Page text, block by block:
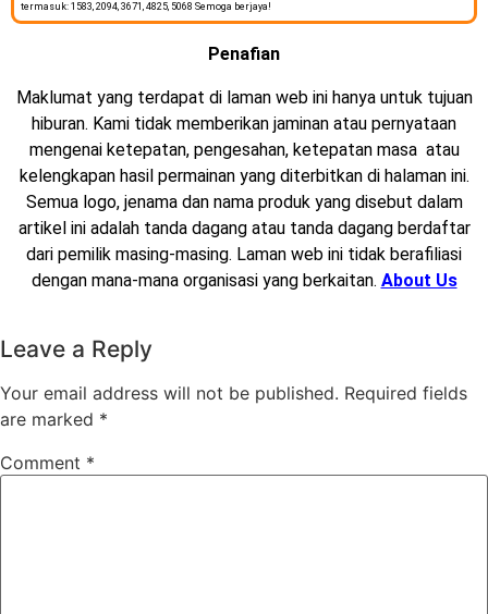
termasuk: 1583, 2094, 3671, 4825, 5068 Semoga berjaya!
Penafian
Maklumat yang terdapat di laman web ini hanya untuk tujuan
hiburan. Kami tidak memberikan jaminan atau pernyataan
mengenai ketepatan, pengesahan, ketepatan masa atau
kelengkapan hasil permainan yang diterbitkan di halaman ini.
Semua logo, jenama dan nama produk yang disebut dalam
artikel ini adalah tanda dagang atau tanda dagang berdaftar
dari pemilik masing-masing. Laman web ini tidak berafiliasi
dengan mana-mana organisasi yang berkaitan. About Us
Leave a Reply
Your email address will not be published. Required fields
are marked *
Comment *